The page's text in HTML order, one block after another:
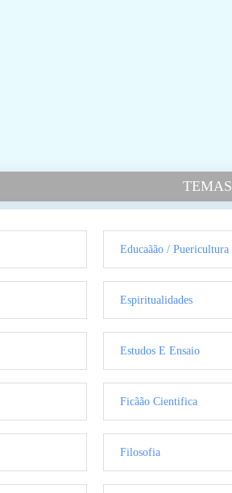
TEMAS
Educaãão / Puericultura
Espiritualidades
Estudos E Ensaio
Ficãão Cientifica
Filosofia